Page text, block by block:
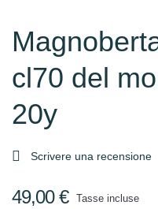
cl70 del
20y
 Scrivere una recensione
49,00 € Tasse incluse